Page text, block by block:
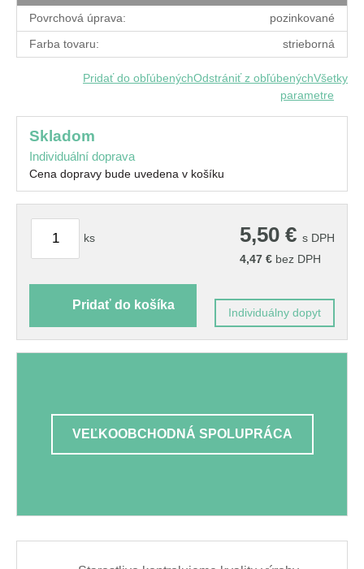
Povrchová úprava:
pozinkované
Farba tovaru:
strieborná
Pridať do obľúbenýchOdstrániť z obľúbenýchVšetky
parametre
skladom
Individuální doprava
Cena dopravy bude uvedena v košíku
ks 5,50 € s DPH
4,47 € bez DPH
Pridať do košíka
Individuálny dopyt
VEĽKOOBCHODNÁ SPOLUPRÁCA